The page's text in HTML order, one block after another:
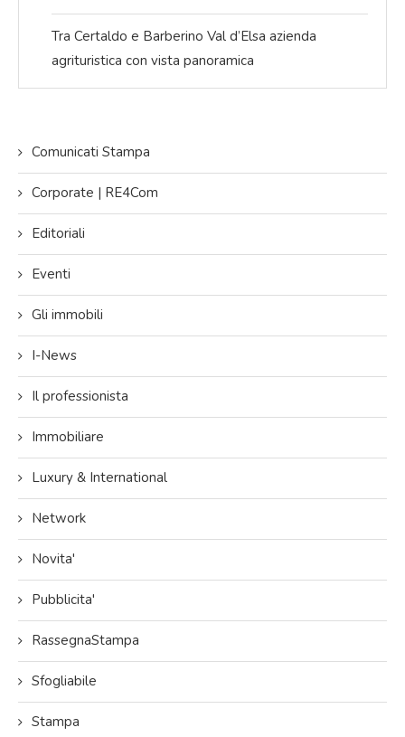
Tra Certaldo e Barberino Val d’Elsa azienda
agrituristica con vista panoramica
Comunicati Stampa
Corporate | RE4Com
Editoriali
Eventi
Gli immobili
I-News
Il professionista
Immobiliare
Luxury & International
Network
Novita'
Pubblicita'
RassegnaStampa
Sfogliabile
Stampa